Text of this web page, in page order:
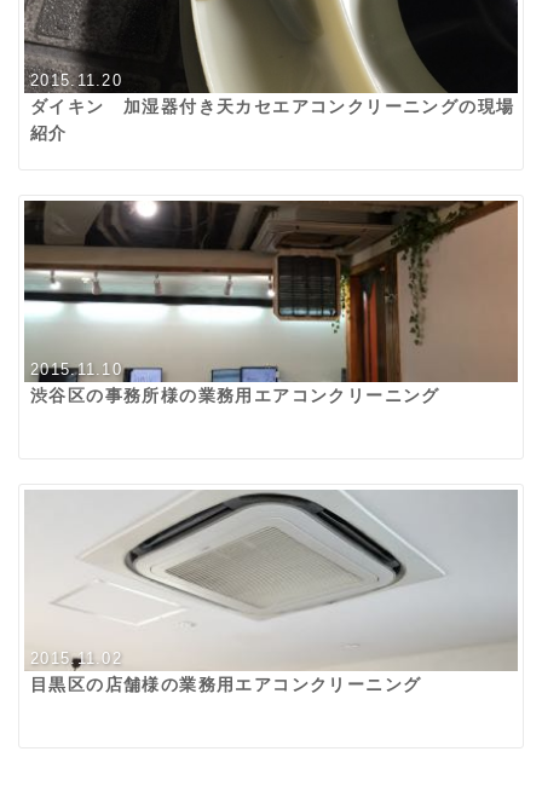
2015.11.20
ダイキン 加湿器付き天カセエアコンクリーニングの現場
紹介
2015.11.10
渋谷区の事務所様の業務用エアコンクリーニング
2015.11.02
目黒区の店舗様の業務用エアコンクリーニング